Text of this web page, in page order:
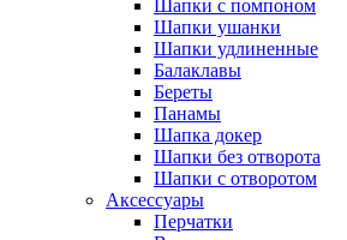
Шапки с помпоном
Шапки ушанки
Шапки удлиненные
Балаклавы
Береты
Панамы
Шапка докер
Шапки без отворота
Шапки с отворотом
Аксессуары
Перчатки